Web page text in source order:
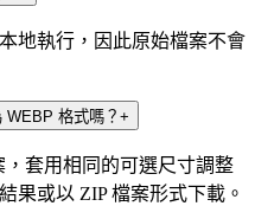
地執行，因此原始檔案不會
格式嗎？ +
，套用相同的可選尺寸調整
果或以 ZIP 檔案形式下載。